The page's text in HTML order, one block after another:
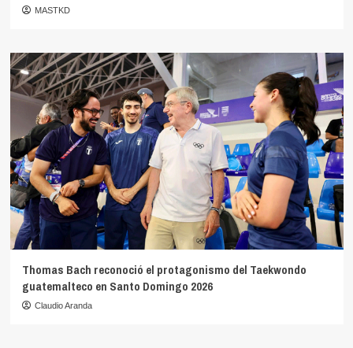
MASTKD
Thomas Bach reconoció el protagonismo del Taekwondo
guatemalteco en Santo Domingo 2026
Claudio Aranda